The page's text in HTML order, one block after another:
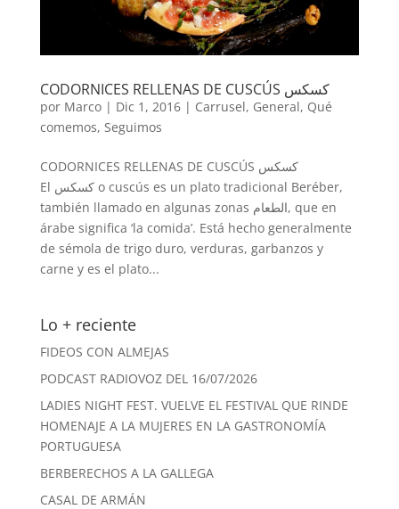
CODORNICES RELLENAS DE CUSCÚS كسكس
por Marco| Dic 1, 2016| Carrusel, General, Qué
comemos, Seguimos
CODORNICES RELLENAS DE CUSCÚS كسكس
El كسكس o cuscús es un plato tradicional Beréber,
también llamado en algunas zonas الطعام, que en
árabe significa ‘la comida’. Está hecho generalmente
de sémola de trigo duro, verduras, garbanzos y
carne y es el plato...
Lo + reciente
FIDEOS CON ALMEJAS
PODCAST RADIOVOZ DEL 16/07/2026
LADIES NIGHT FEST. VUELVE EL FESTIVAL QUE RINDE
HOMENAJE A LA MUJERES EN LA GASTRONOMÍA
PORTUGUESA
BERBERECHOS A LA GALLEGA
CASAL DE ARMÁN